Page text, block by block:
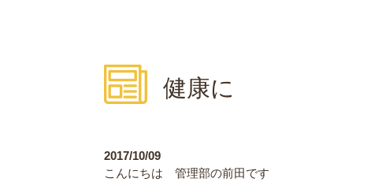
健康に
2017/10/09
こんにちは 管理部の前田です